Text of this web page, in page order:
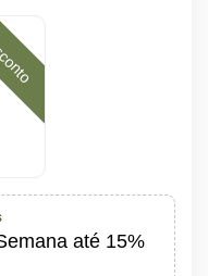
até 15%